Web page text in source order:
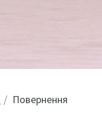
Повернення